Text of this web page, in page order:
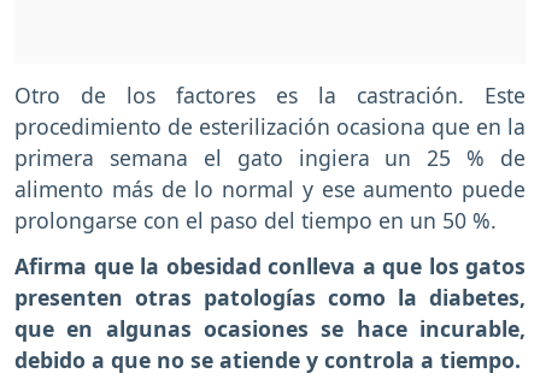
Otro de los factores es la castración. Este
procedimiento de esterilización ocasiona que en la
primera semana el gato ingiera un 25 % de
alimento más de lo normal y ese aumento puede
prolongarse con el paso del tiempo en un 50 %.
Afirma que la obesidad conlleva a que los gatos
presenten otras patologías como la diabetes,
que en algunas ocasiones se hace incurable,
debido a que no se atiende y controla a tiempo.